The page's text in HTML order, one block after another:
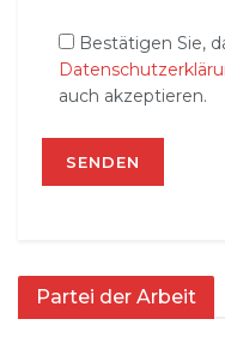
Bestätigen Sie,
auch akzeptieren.
Partei der Arbeit